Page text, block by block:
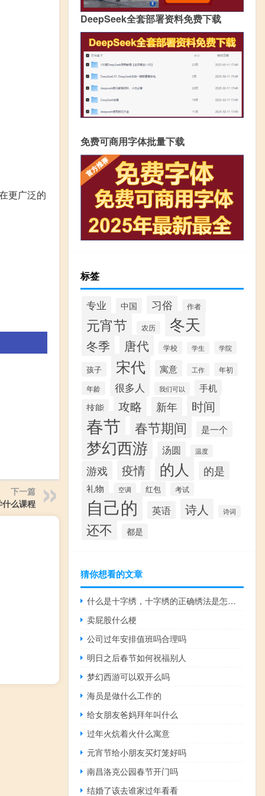
更广泛的
下一篇
么课程
DeepSeek全套部署资料免费下载
免费可商用字体批量下载
标签
专业 中国 习俗 作者
元宵节 农历 冬天
冬季 唐代 学校 学生 学院
孩子 宋代 寓意 工作
年初
年龄
很多人 我们可以
手机
技能
攻略 新年 时间
春节 春节期间 是一个
梦幻西游 汤圆 温度
游戏 疫情 的人 的是
礼物 空调 红包 考试
自己的 英语 诗人 诗词
还不 都是
猜你想看的文章
什么是十字绣，十字绣的正确绣法是怎样绣的？
卖屁股什么梗
公司过年安排值班吗合理吗
明日之后春节如何祝福别人
梦幻西游可以双开么吗
海员是做什么工作的
给女朋友爸妈拜年叫什么
过年火炕着火什么寓意
元宵节给小朋友买灯笼好吗
南昌洛克公园春节开门吗
结婚了该去谁家过年看看